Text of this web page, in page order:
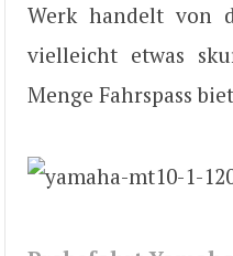
Werk handelt von
vielleicht etwas
Menge Fahrspass